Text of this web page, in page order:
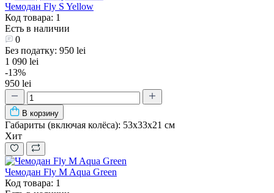
Чемодан Fly S Yellow
Код товара: 1
Есть в наличии
0
Без податку: 950 lei
1 090 lei
-13%
950 lei
В корзину
Габариты (включая колёса): 53х33х21 см
Хит
Чемодан Fly M Aqua Green
Код товара: 1